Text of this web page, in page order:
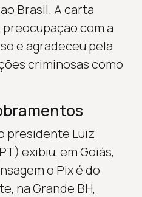
Brasil. A carta
com a
e agradeceu pela
criminosas como
presidente Luiz
exibiu, em Goiás,
o Pix é do
na Grande BH,